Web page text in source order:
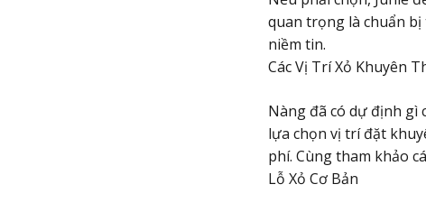
quan trọng là chuẩn
niềm tin.
Các Vị Trí Xỏ Khuyên
Nàng đã có dự định gì
lựa chọn vị trí đặt
phí. Cùng tham khảo
Lỗ Xỏ Cơ Bản